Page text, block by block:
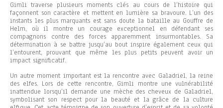
Gimli traverse plusieurs moments clés au cours de l’histoire qui
façonnent son caractère et mettent en lumière sa bravoure. L’un des
instants les plus marquants est sans doute la bataille au Gouffre de
Helm, où il montre un courage exceptionnel en défendant ses
compagnons contre des forces apparemment insurmontables. Sa
détermination à se battre jusqu’au bout inspire également ceux qui
l’entourent, prouvant que même les plus petits peuvent avoir un
impact significatif.
Un autre moment important est la rencontre avec Galadriel, la reine
des elfes. Lors de cette rencontre, Gimli montre une vulnérabilité
inattendue lorsqu’il demande une mèche des cheveux de Galadriel,
symbolisant son respect pour la beauté et la grâce de la culture